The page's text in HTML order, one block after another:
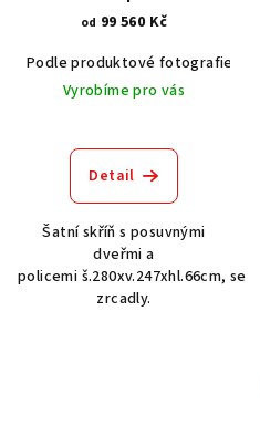
280x247x66 cm P-7280
od 99 560 Kč
Podle produktové fotografie
Vyrobíme pro vás
Detail
Šatní skříň s posuvnými
dveřmi a
policemi š.280xv.247xhl.66cm, se
zrcadly.